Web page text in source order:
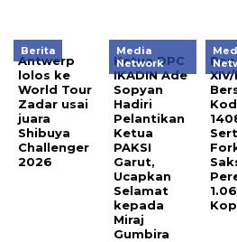
Berita
Antwerp
lolos ke
World Tour
Zadar usai
juara
Shibuya
Challenger
2026
Media
Network
Ketua DPC
IKADIN Ade
Sopyan
Hadiri
Pelantikan
Ketua
PAKSI
Garut,
Ucapkan
Selamat
kepada
Miraj
Gumbira